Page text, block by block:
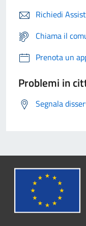
Richiedi
Chiama il
Prenota un
Problemi in
Segnala